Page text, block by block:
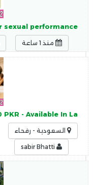
performance.
منذ 1 ساعة
- Available In La
السعودية - رفحاء